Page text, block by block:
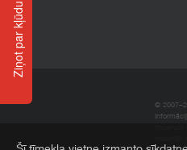
©
Ziņot par kļūdu